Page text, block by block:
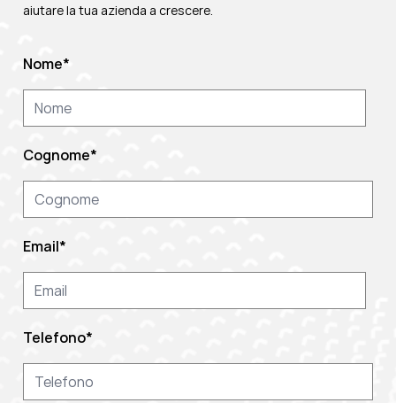
aiutare la tua azienda a crescere.
Nome*
Cognome*
Email*
Telefono*